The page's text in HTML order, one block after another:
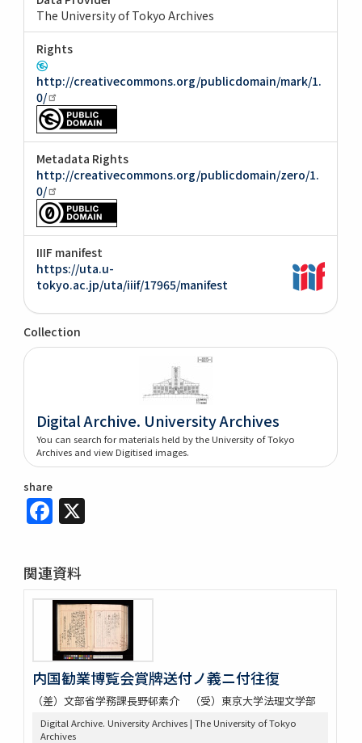
The University of Tokyo Archives
Rights
http://creativecommons.org/publicdomain/mark/1.
0/
Metadata Rights
http://creativecommons.org/publicdomain/zero/1.
0/
IIIF manifest
https://uta.u-
tokyo.ac.jp/uta/iiif/17965/manifest
Collection
Digital Archive. University Archives
You can search for materials held by the University of Tokyo
Archives and view Digitised images.
share
Facebook
関連資料
内国勧業博覧会賞牌送付ノ義ニ付往復
（差）文部省学務課長野邨素介 （受）東京大学法理文学部
Digital Archive. University Archives | The University of Tokyo
Archives